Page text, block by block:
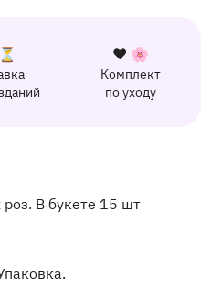
Комплект
по уходу
❤️ 🌸
услугах
В букете 15 шт